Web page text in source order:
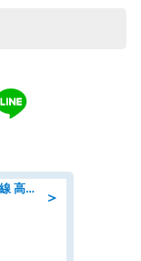
＞
介護職・ヘルパー/津市/近鉄名古屋線 高田本山/三重県/デイサービス